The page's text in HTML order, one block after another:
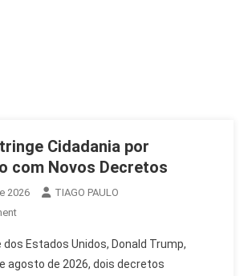
Cidadania por
com Novos Decretos
2026
TIAGO PAULO
On
Restringe
Cidadania
Estados Unidos, Donald Trump,
agosto de 2026, dois decretos